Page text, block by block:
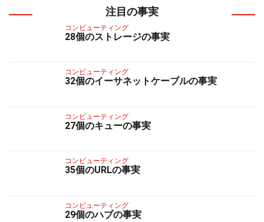
注目の事実
コンピューティング
28個のストレージの事実
コンピューティング
32個のイーサネットケーブルの事実
コンピューティング
27個のキューの事実
コンピューティング
35個のURLの事実
コンピューティング
29個のハブの事実